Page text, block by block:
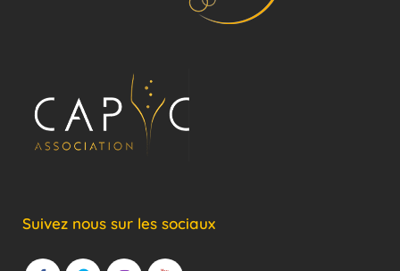
Suivez nous sur les sociaux